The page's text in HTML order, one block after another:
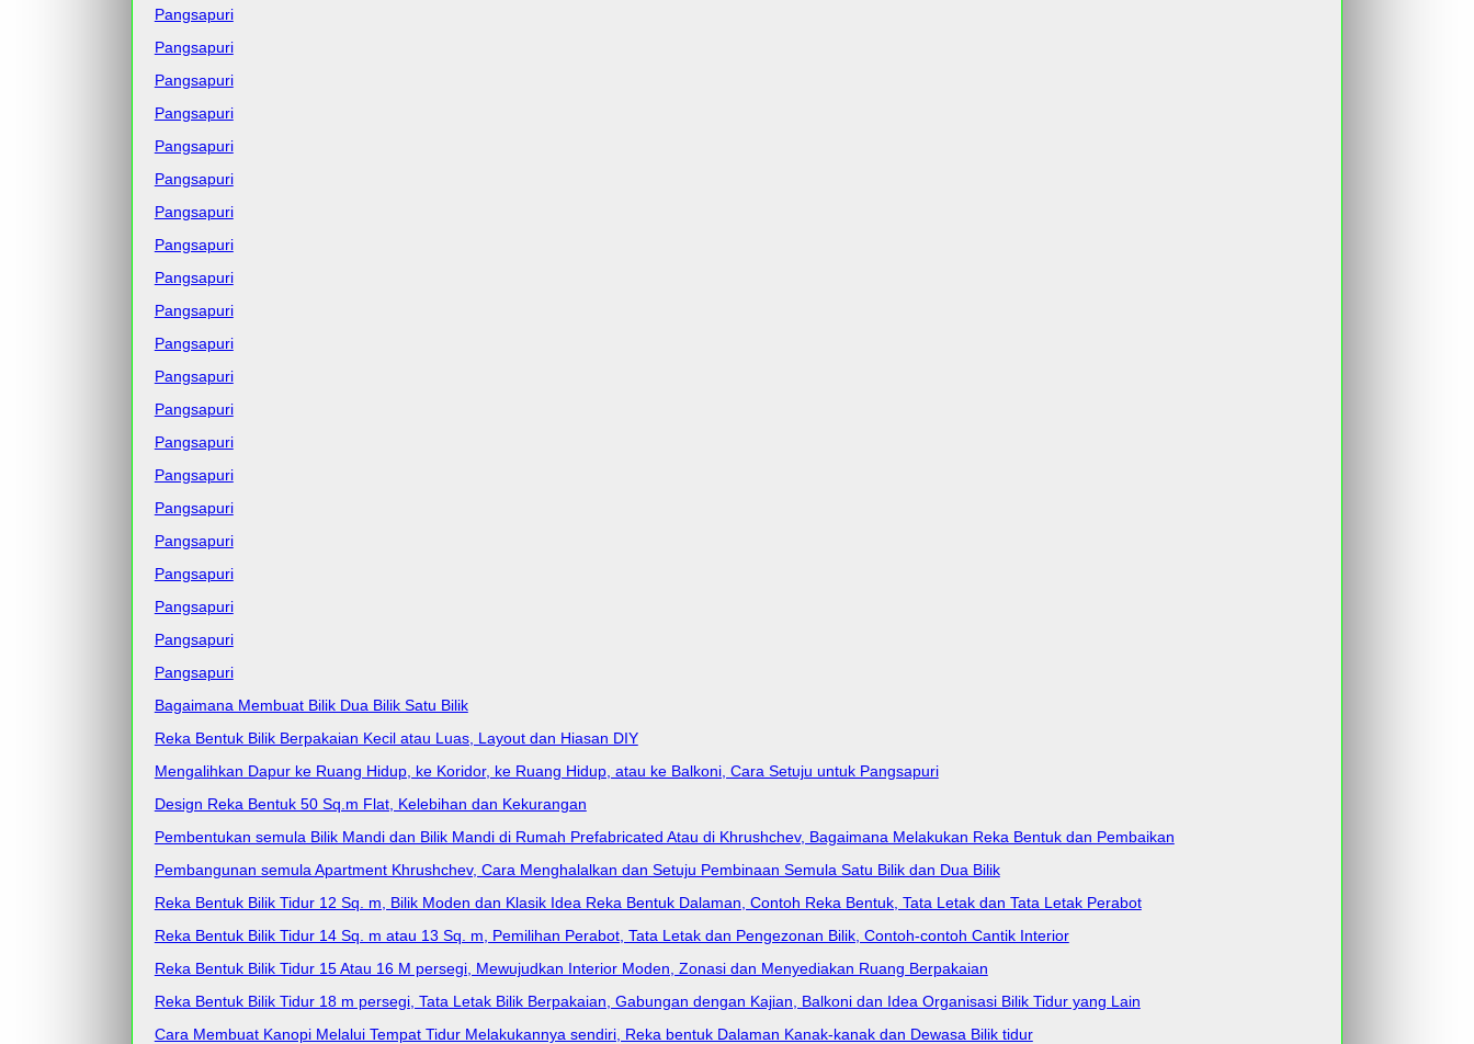
Pangsapuri
Pangsapuri
Pangsapuri
Pangsapuri
Pangsapuri
Pangsapuri
Pangsapuri
Pangsapuri
Pangsapuri
Pangsapuri
Pangsapuri
Pangsapuri
Pangsapuri
Pangsapuri
Pangsapuri
Pangsapuri
Pangsapuri
Pangsapuri
Pangsapuri
Pangsapuri
Pangsapuri
Bagaimana Membuat Bilik Dua Bilik Satu Bilik
Reka Bentuk Bilik Berpakaian Kecil atau Luas, Layout dan Hiasan DIY
Mengalihkan Dapur ke Ruang Hidup, ke Koridor, ke Ruang Hidup, atau ke Balkoni, Cara Setuju untuk Pangsapuri
Design Reka Bentuk 50 Sq.m Flat, Kelebihan dan Kekurangan
Pembentukan semula Bilik Mandi dan Bilik Mandi di Rumah Prefabricated Atau di Khrushchev, Bagaimana Melakukan Reka Bentuk dan Pembaikan
Pembangunan semula Apartment Khrushchev, Cara Menghalalkan dan Setuju Pembinaan Semula Satu Bilik dan Dua Bilik
Reka Bentuk Bilik Tidur 12 Sq. m, Bilik Moden dan Klasik Idea Reka Bentuk Dalaman, Contoh Reka Bentuk, Tata Letak dan Tata Letak Perabot
Reka Bentuk Bilik Tidur 14 Sq. m atau 13 Sq. m, Pemilihan Perabot, Tata Letak dan Pengezonan Bilik, Contoh-contoh Cantik Interior
Reka Bentuk Bilik Tidur 15 Atau 16 M persegi, Mewujudkan Interior Moden, Zonasi dan Menyediakan Ruang Berpakaian
Reka Bentuk Bilik Tidur 18 m persegi, Tata Letak Bilik Berpakaian, Gabungan dengan Kajian, Balkoni dan Idea Organisasi Bilik Tidur yang Lain
Cara Membuat Kanopi Melalui Tempat Tidur Melakukannya sendiri, Reka bentuk Dalaman Kanak-kanak dan Dewasa Bilik tidur